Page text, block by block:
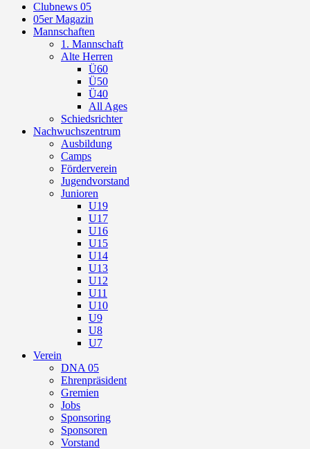
Clubnews 05
05er Magazin
Mannschaften
1. Mannschaft
Alte Herren
Ü60
Ü50
Ü40
All Ages
Schiedsrichter
Nachwuchszentrum
Ausbildung
Camps
Förderverein
Jugendvorstand
Junioren
U19
U17
U16
U15
U14
U13
U12
U11
U10
U9
U8
U7
Verein
DNA 05
Ehrenpräsident
Gremien
Jobs
Sponsoring
Sponsoren
Vorstand